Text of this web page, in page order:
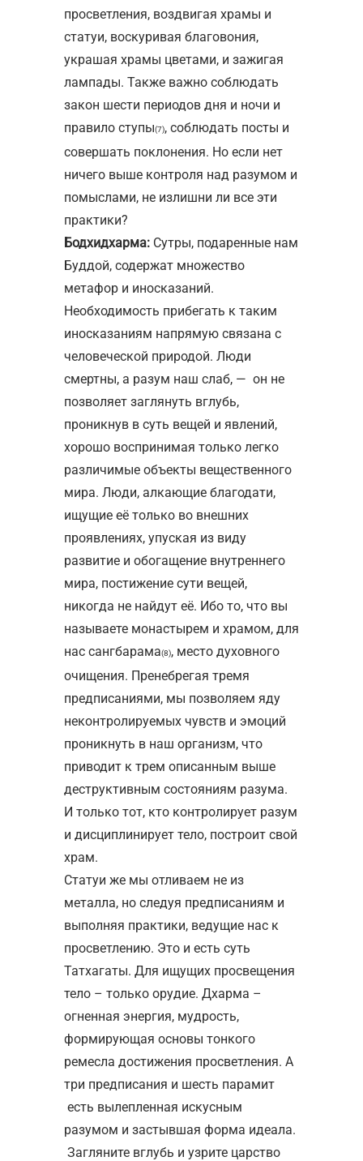
просветления, воздвигая храмы и
статуи, воскуривая благовония,
украшая храмы цветами, и зажигая
лампады. Также важно соблюдать
закон шести периодов дня и ночи и
правило ступы(7), соблюдать посты и
совершать поклонения. Но если нет
ничего выше контроля над разумом и
помыслами, не излишни ли все эти
практики?
Бодхидхарма: Сутры, подаренные нам
Буддой, содержат множество
метафор и иносказаний.
Необходимость прибегать к таким
иносказаниям напрямую связана с
человеческой природой. Люди
смертны, а разум наш слаб, — он не
позволяет заглянуть вглубь,
проникнув в суть вещей и явлений,
хорошо воспринимая только легко
различимые объекты вещественного
мира. Люди, алкающие благодати,
ищущие её только во внешних
проявлениях, упуская из виду
развитие и обогащение внутреннего
мира, постижение сути вещей,
никогда не найдут её. Ибо то, что вы
называете монастырем и храмом, для
нас сангбарама(8), место духовного
очищения. Пренебрегая тремя
предписаниями, мы позволяем яду
неконтролируемых чувств и эмоций
проникнуть в наш организм, что
приводит к трем описанным выше
деструктивным состояниям разума.
И только тот, кто контролирует разум
и дисциплинирует тело, построит свой
храм.
Статуи же мы отливаем не из
металла, но следуя предписаниям и
выполняя практики, ведущие нас к
просветлению. Это и есть суть
Татхагаты. Для ищущих просвещения
тело – только орудие. Дхарма –
огненная энергия, мудрость,
формирующая основы тонкого
ремесла достижения просветления. А
три предписания и шесть парамит
есть вылепленная искусным
разумом и застывшая форма идеала.
Загляните вглубь и узрите царство